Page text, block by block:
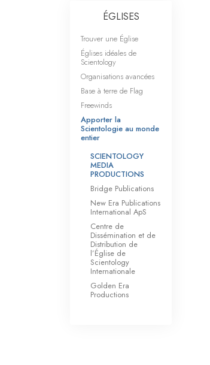
ÉGLISES
Trouver une Église
Églises idéales de
Scientology
Organisations avancées
Base à terre de Flag
Freewinds
Apporter la
Scientologie au monde
entier
SCIENTOLOGY
MEDIA
PRODUCTIONS
Bridge Publications
New Era Publications
International ApS
Centre de
Dissémination et de
Distribution de
l’Église de
Scientology
Internationale
Golden Era
Productions